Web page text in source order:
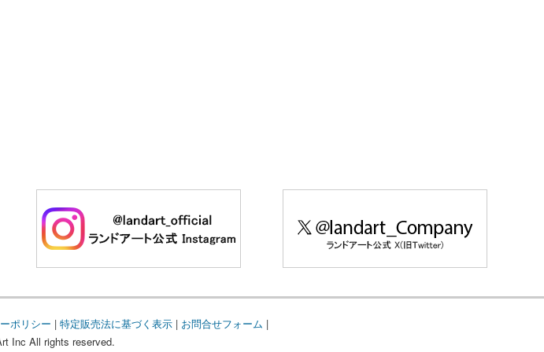
ポリシー | 特定販売法に基づく表示| お問合せフォーム |
Inc All rights reserved.